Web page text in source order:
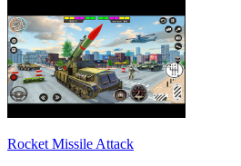
Rocket Missile Attack